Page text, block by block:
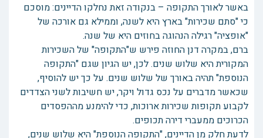
באשר לאורך התקופה – בנקודה זאת נחלקו הדיינים: מוסכם
כי "סתם שכירות" בארץ היא לשנה, וממילא גם אורכה של
"אופציה" רגילה הנהוגה בחוזים היא של שנה.
ברם, במקרה דנן החוזה פירש ש"התקופה" של השכירות
המקורית היא שלוש שנים. לכן, יש הגיון שגם "התקופה
הנוספת" תהיה באורך של שלוש שנים. על כך יש להוסיף,
שכאשר מדברים על נכס גדול ויקר, יש חשיבות לשני הצדדים
לקבוע תקופות שכירות ארוכות, כדי להימנע מההפסדים
הכרוכים ממעברי דירה תכופים.
לדעת חלק מן הדיינים, "התקופה הנוספת" היא שלוש שנים,